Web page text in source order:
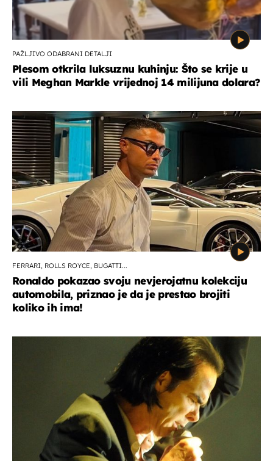
PAŽLJIVO ODABRANI DETALJI
Plesom otkrila luksuznu kuhinju: Što se krije u
vili Meghan Markle vrijednoj 14 milijuna dolara?
FERRARI, ROLLS ROYCE, BUGATTI...
Ronaldo pokazao svoju nevjerojatnu kolekciju
automobila, priznao je da je prestao brojiti
koliko ih ima!